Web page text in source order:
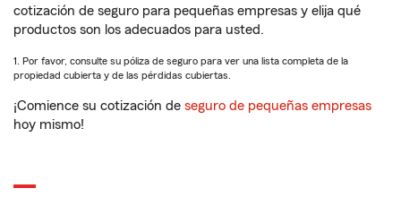
cotización de seguro para pequeñas empresas y elija qué
productos son los adecuados para usted.
1. Por favor, consulte su póliza de seguro para ver una lista completa de la
propiedad cubierta y de las pérdidas cubiertas.
¡Comience su cotización de seguro de pequeñas empresas
hoy mismo!